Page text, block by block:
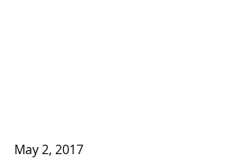
May 2, 2017